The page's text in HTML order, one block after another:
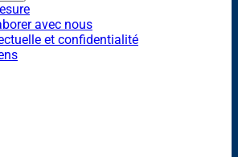
avec nous
et confidentialité